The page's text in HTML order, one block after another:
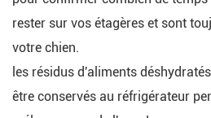
rester sur vos étagères et sont
votre chien.
les résidus d'aliments
être conservés au réfrigérateur